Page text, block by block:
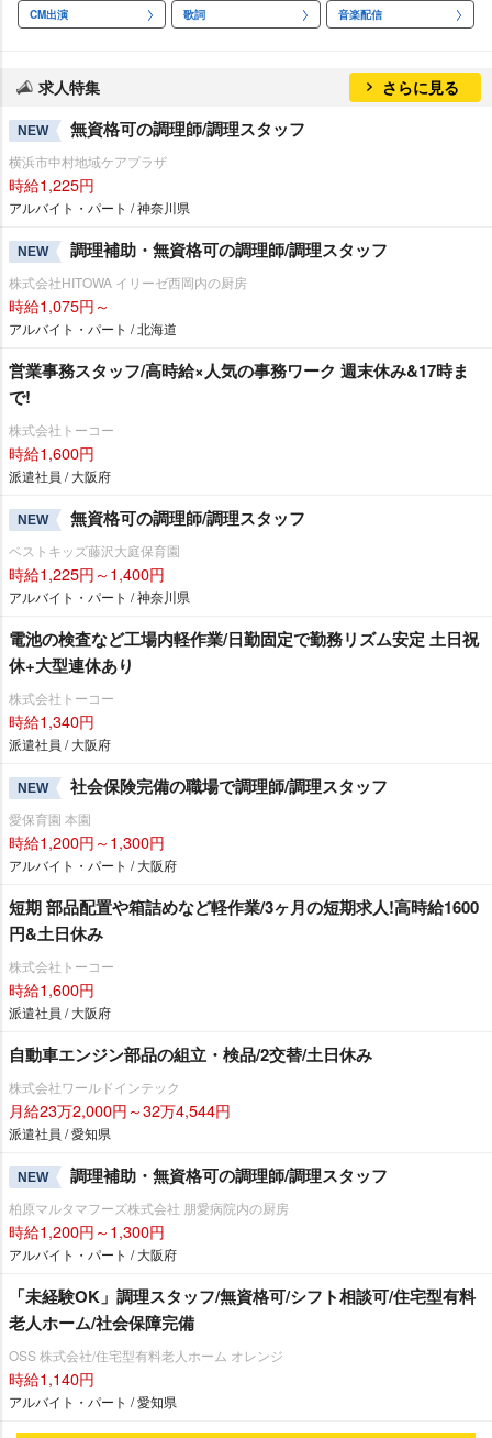
CM出演 歌詞 音楽配信
求人特集 さらに見る
NEW 無資格可の調理師/調理スタッフ
横浜市中村地域ケアプラザ
時給1,225円
アルバイト・パート / 神奈川県
NEW 調理補助・無資格可の調理師/調理スタッフ
株式会社HITOWA イリーゼ西岡内の厨房
時給1,075円～
アルバイト・パート / 北海道
営業事務スタッフ/高時給×人気の事務ワーク 週末休み&17時ま
で!
株式会社トーコー
時給1,600円
派遣社員 / 大阪府
NEW 無資格可の調理師/調理スタッフ
ベストキッズ藤沢大庭保育園
時給1,225円～1,400円
アルバイト・パート / 神奈川県
電池の検査など工場内軽作業/日勤固定で勤務リズム安定 土日祝
休+大型連休あり
株式会社トーコー
時給1,340円
派遣社員 / 大阪府
NEW 社会保険完備の職場で調理師/調理スタッフ
愛保育園 本園
時給1,200円～1,300円
アルバイト・パート / 大阪府
短期 部品配置や箱詰めなど軽作業/3ヶ月の短期求人!高時給1600
円&土日休み
株式会社トーコー
時給1,600円
派遣社員 / 大阪府
自動車エンジン部品の組立・検品/2交替/土日休み
株式会社ワールドインテック
月給23万2,000円～32万4,544円
派遣社員 / 愛知県
NEW 調理補助・無資格可の調理師/調理スタッフ
柏原マルタマフーズ株式会社 朋愛病院内の厨房
時給1,200円～1,300円
アルバイト・パート / 大阪府
「未経験OK」調理スタッフ/無資格可/シフト相談可/住宅型有料
老人ホーム/社会保障完備
OSS 株式会社/住宅型有料老人ホーム オレンジ
時給1,140円
アルバイト・パート / 愛知県